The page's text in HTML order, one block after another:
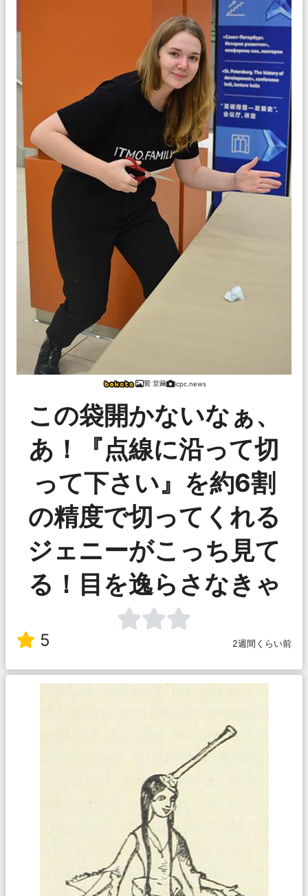
鶯 堂繭 icpc.news
この袋開かないなぁ、
あ！『点線に沿って切
って下さい』を約6割
の精度で切ってくれる
ジェニーがこっち見て
る！目を逸らさなきゃ
5 2週間くらい前